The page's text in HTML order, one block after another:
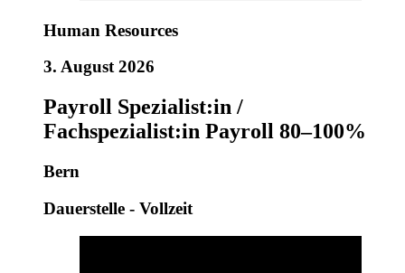
Human Resources
3. August 2026
Payroll Spezialist:in /
Fachspezialist:in Payroll 80–100%
Bern
Dauerstelle - Vollzeit